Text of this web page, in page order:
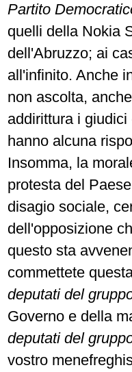
Partito
quelli della Nokia
dell'Abruzzo; ai
all'infinito. Anche
non ascolta,
addirittura i
hanno alcuna
Insomma, la
protesta del
disagio sociale,
dell'opposizione
questo sta
commettete
deputati del
Governo e della
deputati del
vostro